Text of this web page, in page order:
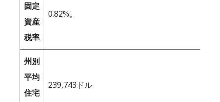
固定
資産
税率
0.82%。
州別
平均
住宅
239,743ドル